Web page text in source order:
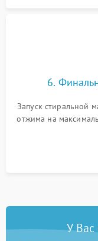
6.
Запуск стиральной
отжима на
корректности
посторонних
У Вас